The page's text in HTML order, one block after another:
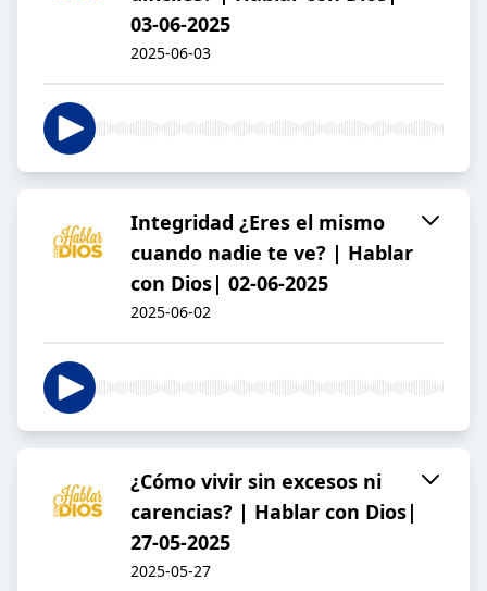
03-06-2025
2025-06-03
Integridad ¿Eres el mismo
cuando nadie te ve? | Hablar
con Dios| 02-06-2025
2025-06-02
¿Cómo vivir sin excesos ni
carencias? | Hablar con Dios|
27-05-2025
2025-05-27